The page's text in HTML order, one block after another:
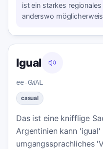
ist ein starkes
anderswo
Igual
ee-GWAL
casual
Das ist eine knifflige
Argentinien kann 'igual'
umgangssprachliches